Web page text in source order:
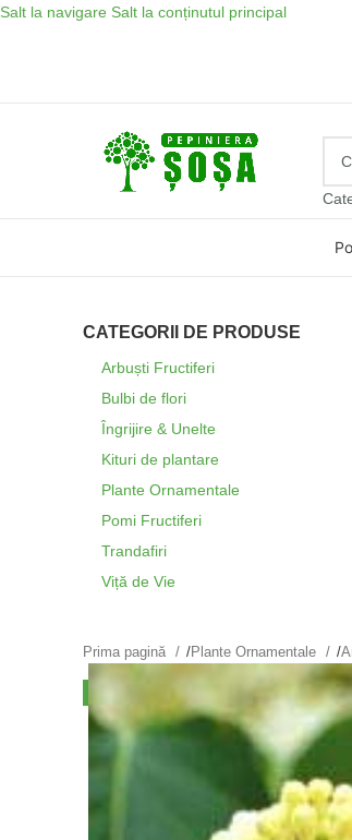
Salt la navigare Salt la conținutul principal
CATEGORII DE PRODUSE
Arbuști Fructiferi
Bulbi de flori
Îngrijire & Unelte
Kituri de plantare
Plante Ornamentale
Pomi Fructiferi
Trandafiri
Viță de Vie
Prima pagină /Plante Ornamentale /